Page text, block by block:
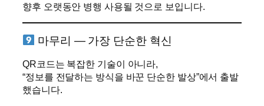
향후 오랫동안 병행 사용될 것으로 보입니다.
마무리 — 가장 단순한 혁신
QR코드는 복잡한 기술이 아니라,
“정보를 전달하는 방식을 바꾼 단순한 발상”에서 출발
했습니다.